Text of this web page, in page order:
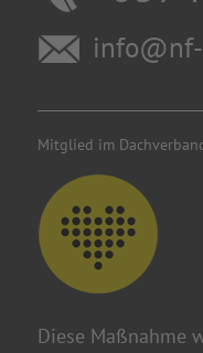
Mitglied im
Diese Maßnahme